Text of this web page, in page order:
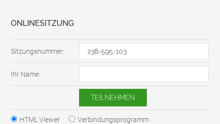
ONLINESITZUNG
Sitzungsnummer:
Ihr Name:
HTML Viewer Verbindungsprogramm